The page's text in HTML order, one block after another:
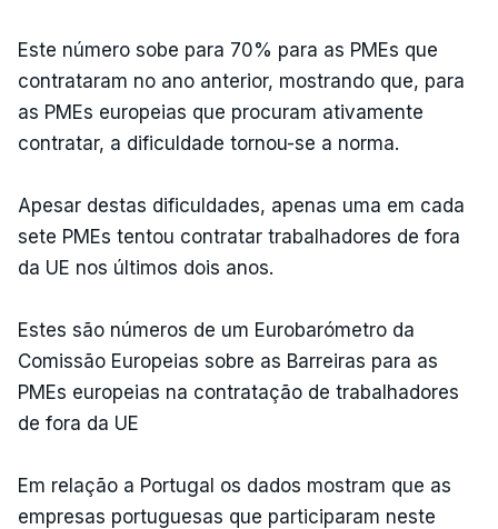
Este número sobe para 70% para as PMEs que
contrataram no ano anterior, mostrando que, para
as PMEs europeias que procuram ativamente
contratar, a dificuldade tornou-se a norma.
Apesar destas dificuldades, apenas uma em cada
sete PMEs tentou contratar trabalhadores de fora
da UE nos últimos dois anos.
Estes são números de um Eurobarómetro da
Comissão Europeias sobre as Barreiras para as
PMEs europeias na contratação de trabalhadores
de fora da UE
Em relação a Portugal os dados mostram que as
empresas portuguesas que participaram neste